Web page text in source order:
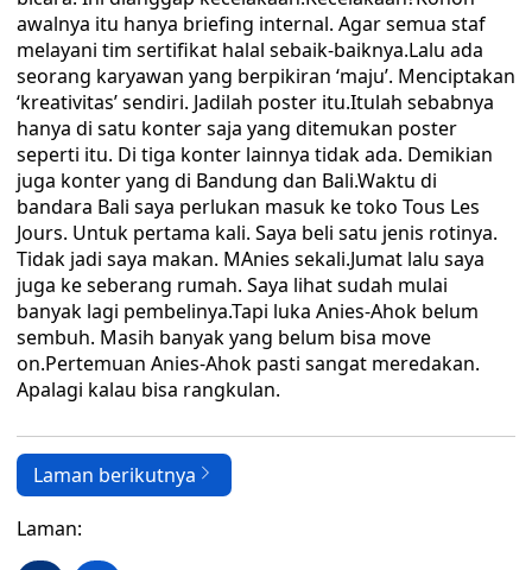
awalnya itu hanya briefing internal. Agar semua staf
melayani tim sertifikat halal sebaik-baiknya.Lalu ada
seorang karyawan yang berpikiran ‘maju’. Menciptakan
‘kreativitas’ sendiri. Jadilah poster itu.Itulah sebabnya
hanya di satu konter saja yang ditemukan poster
seperti itu. Di tiga konter lainnya tidak ada. Demikian
juga konter yang di Bandung dan Bali.Waktu di
bandara Bali saya perlukan masuk ke toko Tous Les
Jours. Untuk pertama kali. Saya beli satu jenis rotinya.
Tidak jadi saya makan. MAnies sekali.Jumat lalu saya
juga ke seberang rumah. Saya lihat sudah mulai
banyak lagi pembelinya.Tapi luka Anies-Ahok belum
sembuh. Masih banyak yang belum bisa move
on.Pertemuan Anies-Ahok pasti sangat meredakan.
Apalagi kalau bisa rangkulan.
Laman berikutnya
Laman: